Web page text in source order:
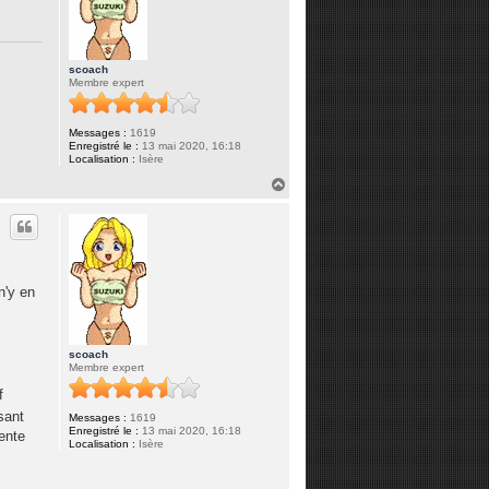
scoach
Membre expert
Messages : 1619
Enregistré le : 13 mai 2020, 16:18
Localisation : Isère
scoach
Membre expert
Messages : 1619
Enregistré le : 13 mai 2020, 16:18
Localisation : Isère
en